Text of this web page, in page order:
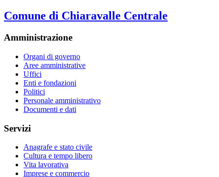
Comune di Chiaravalle Centrale
Amministrazione
Organi di governo
Aree amministrative
Uffici
Enti e fondazioni
Politici
Personale amministrativo
Documenti e dati
Servizi
Anagrafe e stato civile
Cultura e tempo libero
Vita lavorativa
Imprese e commercio